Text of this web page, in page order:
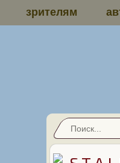
зрителям